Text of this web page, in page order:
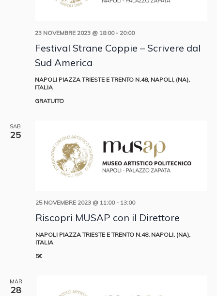
Festival Strane Coppie – Scrivere dal
Sud America
23 NOVEMBRE 2023 @ 18:00- 20:00
NAPOLI PIAZZA TRIESTE E TRENTO N.48, NAPOLI, (NA),
ITALIA
GRATUITO
SAB
25
Riscopri MUSAP con il Direttore
25 NOVEMBRE 2023 @ 11:00- 13:00
NAPOLI PIAZZA TRIESTE E TRENTO N.48, NAPOLI, (NA),
ITALIA
5€
MAR
28